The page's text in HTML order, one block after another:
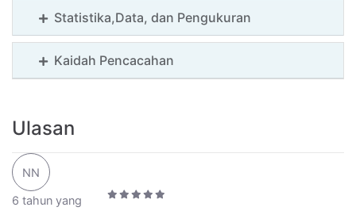
SMP
Matematika
IPA
SMP
-
Statistika,Data, dan Pengukuran
Kaidah Pencacahan
Ulasan
NN
6 tahun yang